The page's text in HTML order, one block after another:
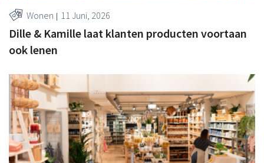
Wonen 11 Juni, 2026
Dille & Kamille laat klanten producten voortaan
ook lenen